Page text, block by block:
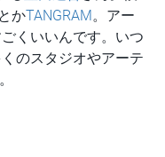
とかTANGRAM。アー
くいいんです。いつ
のスタジオやアーテ